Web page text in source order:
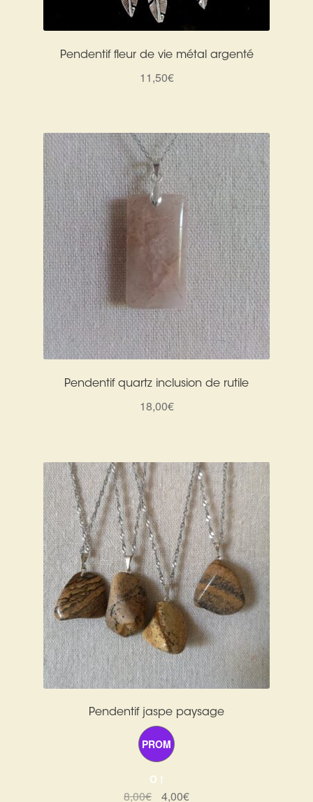
Pendentif fleur de vie métal argenté
11,50€
Pendentif quartz inclusion de rutile
18,00€
Pendentif jaspe paysage
PROM
O !
8,00€
Le
4,00€Le